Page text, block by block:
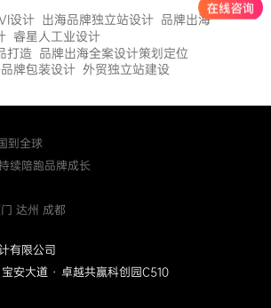
设计 出海品牌独立站设计 品牌出海
睿星人工业设计
打造 品牌出海全案设计策划定位
牌包装设计 外贸独立站建设
到全球
续陪跑品牌成长
达州 成都
有限公司
安大道 · 卓越共赢科创园C510